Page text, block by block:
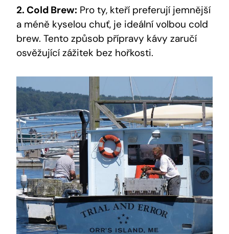
2. Cold Brew: Pro ty, kteří preferují jemnější
a méně kyselou chuť, je ideální volbou cold
brew. Tento způsob přípravy kávy zaručí
osvěžující zážitek bez hořkosti.